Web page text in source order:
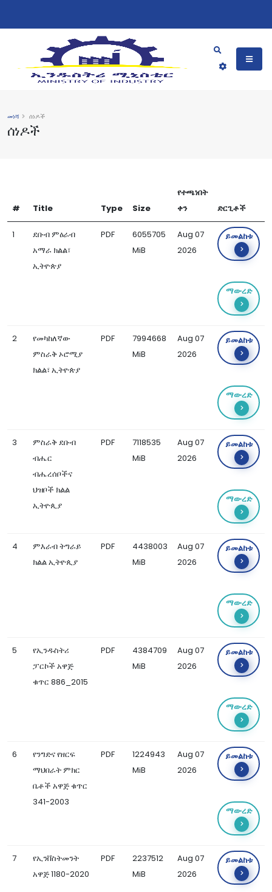
ሰነዶች
መነሻ ሰነዶች
# Title Type Size
የተጫነበት
ቀን
ድርጊቶች
1
ደቡብ ምዕራብ
አማራ ክልል፣
ኢትዮጵያ
PDF
6055705
MiB
Aug 07
2026
ይመልከቱ
ማውረድ
2
የመካከለኛው
ምስራቅ ኦሮሚያ
ክልል፣ ኢትዮጵያ
PDF
7994668
MiB
Aug 07
2026
ይመልከቱ
ማውረድ
3
ምስራቅ ደቡብ
ብሔር
ብሔረሰቦችና
ህዝቦች ክልል
ኢትዮጲያ
PDF
7118535
MiB
Aug 07
2026
ይመልከቱ
ማውረድ
4
ምእራብ ትግራይ
ክልል ኢትዮጲያ
PDF
4438003
MiB
Aug 07
2026
ይመልከቱ
ማውረድ
5
የኢንዱስትሪ
ፓርኮች አዋጅ
ቁጥር 886_2015
PDF
4384709
MiB
Aug 07
2026
ይመልከቱ
ማውረድ
6
የንግድና የዘርፍ
ማህበራት ምክር
ቤቶች አዋጅ ቁጥር
341-2003
PDF
1224943
MiB
Aug 07
2026
ይመልከቱ
ማውረድ
7
የኢንቨስትመንት
አዋጅ 1180-2020
PDF
2237512
MiB
Aug 07
2026
ይመልከቱ